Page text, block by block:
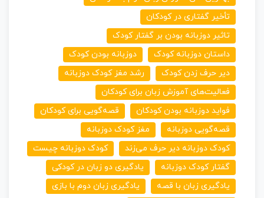
تأخیر گفتاری در کودکان
تاثیر دوزبانه بودن بر گفتار کودک
داستان دوزبانه کودک
دوزبانه بودن کودک
دیر حرف زدن کودک
رشد مغز کودک دوزبانه
فعالیت‌های آموزش زبان برای کودکان
فواید دوزبانه بودن کودکان
قصه‌گویی برای کودکان
قصه‌گویی دوزبانه
مغز کودک دوزبانه
کودک دوزبانه دیر حرف می‌زند
کودک دوزبانه چیست
گفتار کودک دوزبانه
یادگیری دو زبان در کودکی
یادگیری زبان با قصه
یادگیری زبان دوم با بازی